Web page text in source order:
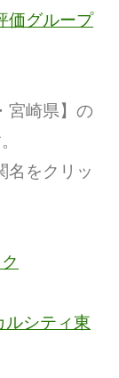
価グループ
宮崎県】の
名をクリッ
ルシティ東